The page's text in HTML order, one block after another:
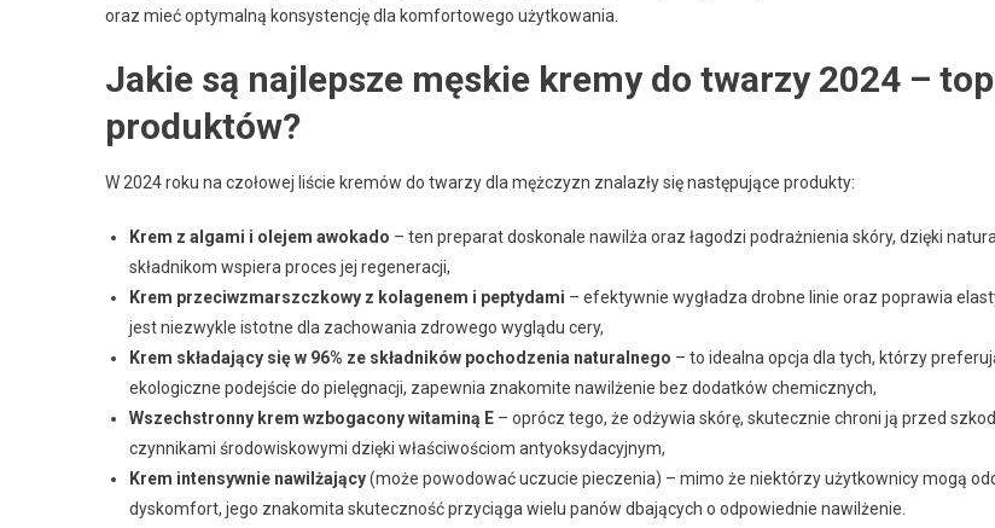
oraz mieć optymalną konsystencję dla komfortowego użytkowania.
Jakie są najlepsze męskie kremy do twarzy 2024 –
produktów?
W 2024 roku na czołowej liście kremów do twarzy dla mężczyzn znalazły się następujące produkty:
Krem z algami i olejem awokado – ten preparat doskonale nawilża oraz łagodzi podrażnienia skóry, dzięki
składnikom wspiera proces jej regeneracji,
Krem przeciwzmarszczkowy z kolagenem i peptydami – efektywnie wygładza drobne linie oraz poprawia
jest niezwykle istotne dla zachowania zdrowego wyglądu cery,
Krem składający się w 96% ze składników pochodzenia naturalnego – to idealna opcja dla tych, którzy
ekologiczne podejście do pielęgnacji, zapewnia znakomite nawilżenie bez dodatków chemicznych,
Wszechstronny krem wzbogacony witaminą E – oprócz tego, że odżywia skórę, skutecznie chroni ją przed
czynnikami środowiskowymi dzięki właściwościom antyoksydacyjnym,
Krem intensywnie nawilżający(może powodować uczucie pieczenia) – mimo że niektórzy użytkownicy mogą
dyskomfort, jego znakomita skuteczność przyciąga wielu panów dbających o odpowiednie nawilżenie.